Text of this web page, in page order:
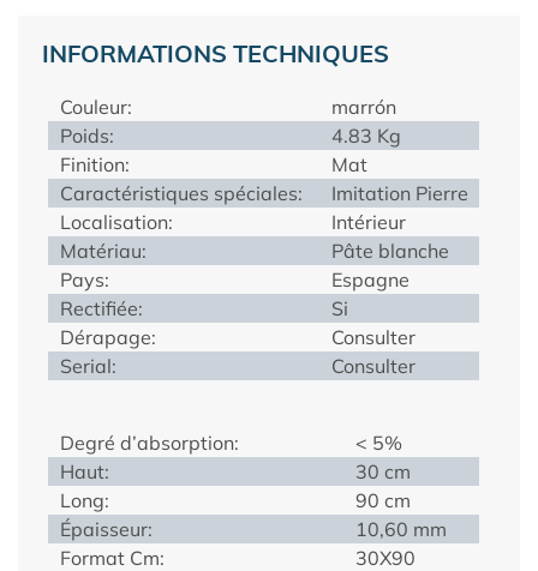
INFORMATIONS TECHNIQUES
Couleur:
marrón
Poids:
4.83 Kg
Finition:
Mat
Caractéristiques spéciales:
Imitation Pierre
Localisation:
Intérieur
Matériau:
Pâte blanche
Pays:
Espagne
Rectifiée:
Si
Dérapage:
Consulter
Serial:
Consulter
Degré d’absorption:
< 5%
Haut:
30 cm
Long:
90 cm
Épaisseur:
10,60 mm
Format Cm:
30X90